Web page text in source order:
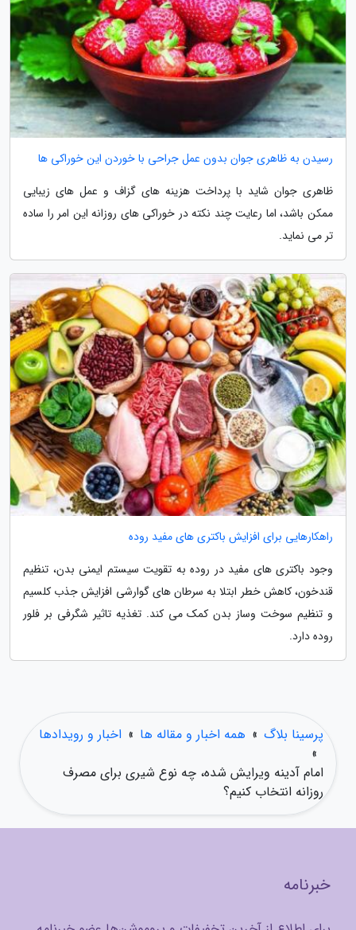
رسیدن به ظاهری جوان بدون عمل جراحی با خوردن این خوراکی ها
ظاهری جوان شاید با پرداخت هزینه های گزاف و عمل های زیبایی
ممکن باشد، اما رعایت چند نکته در خوراکی های روزانه این امر را ساده
تر می نماید.
راهکارهایی برای افزایش باکتری های مفید روده
وجود باکتری های مفید در روده به تقویت سیستم ایمنی بدن، تنظیم
قندخون، کاهش خطر ابتلا به سرطان های گوارشی افزایش جذب کلسیم
و تنظیم سوخت وساز بدن کمک می کند. تغذیه تاثیر شگرفی بر فلور
روده دارد.
پرسینا بلاگ » همه اخبار و مقاله ها » اخبار و رویدادها
»
امام آدینه ویرایش شده، چه نوع شیری برای مصرف
روزانه انتخاب کنیم؟
خبرنامه